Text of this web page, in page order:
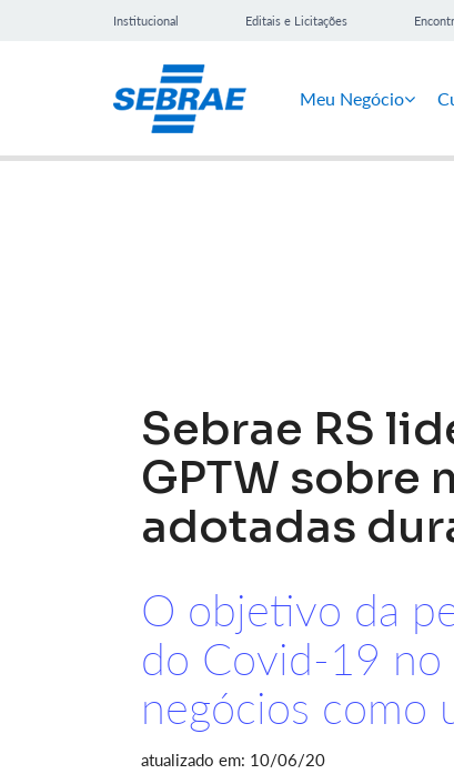
Institucional Editais e Licitações
Meu Negócio
Sebrae RS
GPTW sobre
adotadas
O objetivo da
do Covid-19 no
negócios como
atualizado em: 10/06/20